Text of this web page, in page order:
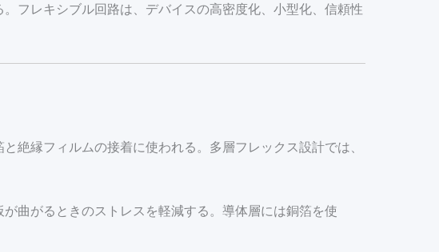
フレキシブル回路は、デバイスの高密度化、小型化、信頼性
絶縁フィルムの接着に使われる。多層フレックス設計では、
曲がるときのストレスを軽減する。導体層には銅箔を使